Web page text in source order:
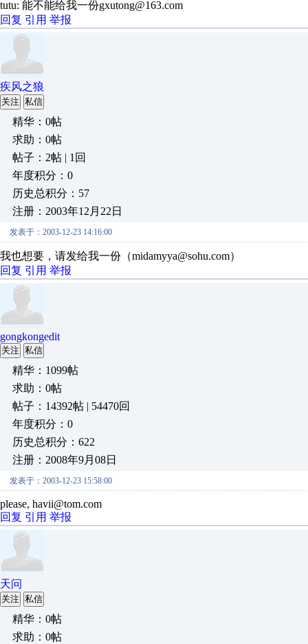
tutu: 能不能给我一份gxutong@163.com
回复 引用 举报
疾风之狼
关注 私信
精华：0帖
求助：0帖
帖子：2帖 | 1回
年度积分：0
历史总积分：57
注册：2003年12月22日
发表于：2003-12-23 14:16:00
我也想要，请发给我一份（midamyya@sohu.com）
回复 引用 举报
gongkongedit
关注 私信
精华：1099帖
求助：0帖
帖子：14392帖 | 54470回
年度积分：0
历史总积分：622
注册：2008年9月08日
发表于：2003-12-23 15:58:00
please, havii@tom.com
回复 引用 举报
天问
关注 私信
精华：0帖
求助：0帖